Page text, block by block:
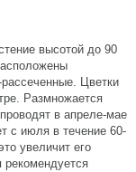
высотой до 90
Цветки
Размножается
в апреле-мае
с июля в течение 60-
увеличит его
рекомендуется